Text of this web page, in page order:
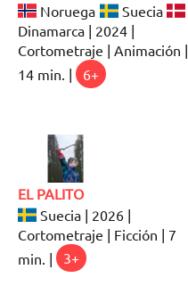
Noruega
Suecia
Dinamarca | 2024 |
Cortometraje | Animación |
14 min. |
6+
EL PALITO
Suecia | 2026 |
Cortometraje | Ficción | 7
min. |
3+